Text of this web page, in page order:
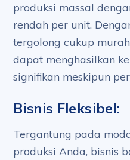
produksi massal
rendah per unit.
tergolong cukup
dapat menghasilkan
signifikan meskipun
Bisnis Fleksibel:
Tergantung pada
produksi Anda, bisnis